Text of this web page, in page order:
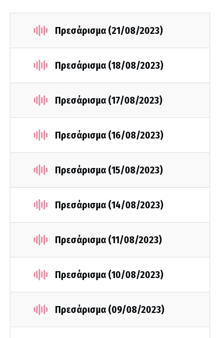
Πρεσάρισμα (21/08/2023)
Πρεσάρισμα (18/08/2023)
Πρεσάρισμα (17/08/2023)
Πρεσάρισμα (16/08/2023)
Πρεσάρισμα (15/08/2023)
Πρεσάρισμα (14/08/2023)
Πρεσάρισμα (11/08/2023)
Πρεσάρισμα (10/08/2023)
Πρεσάρισμα (09/08/2023)